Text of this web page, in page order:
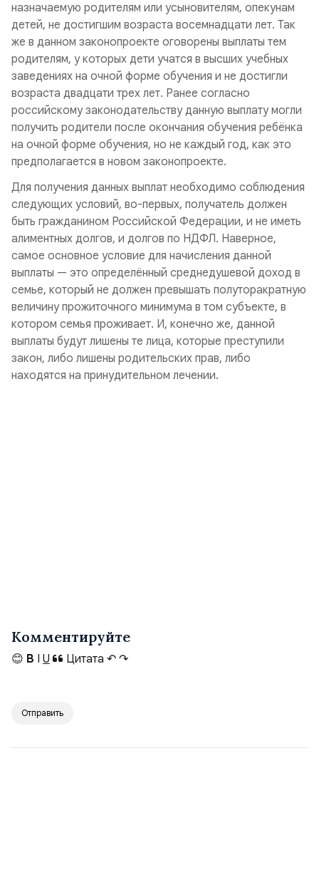
назначаемую родителям или усыновителям, опекунам
детей, не достигшим возраста восемнадцати лет. Так
же в данном законопроекте оговорены выплаты тем
родителям, у которых дети учатся в высших учебных
заведениях на очной форме обучения и не достигли
возраста двадцати трех лет. Ранее согласно
российскому законодательству данную выплату могли
получить родители после окончания обучения ребёнка
на очной форме обучения, но не каждый год, как это
предполагается в новом законопроекте.
Для получения данных выплат необходимо соблюдения
следующих условий, во-первых, получатель должен
быть гражданином Российской Федерации, и не иметь
алиментных долгов, и долгов по НДФЛ. Наверное,
самое основное условие для начисления данной
выплаты — это определённый среднедушевой доход в
семье, который не должен превышать полуторакратную
величину прожиточного минимума в том субъекте, в
котором семья проживает. И, конечно же, данной
выплаты будут лишены те лица, которые преступили
закон, либо лишены родительских прав, либо
находятся на принудительном лечении.
Комментируйте
😊 B I U Цитата ↶ ↷
Отправить